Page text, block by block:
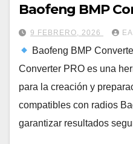
Baofeng BMP
9 FEBRERO, 2026
Baofeng BMP
Converter PRO es una
para la creación y
compatibles con radios
garantizar resultados